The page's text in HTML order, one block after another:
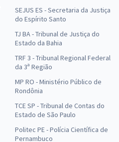
SEJUS ES - Secretaria da Justiça
do Espírito Santo
TJ BA - Tribunal de Justiça do
Estado da Bahia
TRF 3 - Tribunal Regional Federal
da 3ª Região
MP RO - Ministério Público de
Rondônia
TCE SP - Tribunal de Contas do
Estado de São Paulo
Politec PE - Polícia Científica de
Pernambuco